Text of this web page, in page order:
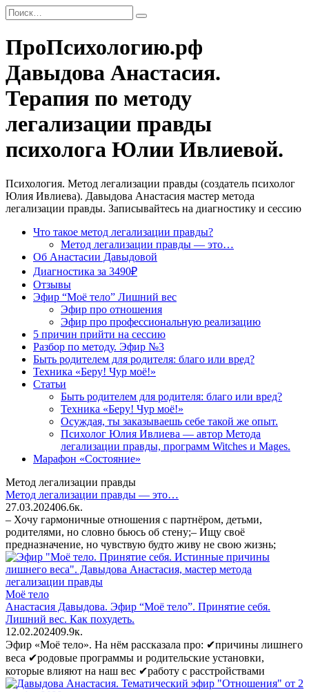
Перейти
к
Search
for:
ПроПсихологию.рф
Давыдова Анастасия.
Терапия по методу
легализации правды
психолога Юлии Ивлиевой.
Психология. Метод легализации правды (создатель психолог
Юлия Ивлиева). Давыдова Анастасия мастер метода
легализации правды. Записывайтесь на диагностику и сессию
Что такое метод легализации правды?
Метод легализации правды — это…
Об Анастасии Давыдовой
Диагностика за 3490₽
Отзывы
Эфир “Моё тело” Лишний вес
Эфир про отношения
Эфир про профессиональную реализацию
5 причин прийти на сессию
Разбор по методу. Эфир №3
Быть родителем для родителя: благо или вред?
Техника «Беру! Чур моё!»
Статьи
Быть родителем для родителя: благо или вред?
Техника «Беру! Чур моё!»
Осуждая, ты заказываешь себе такой же опыт.
Психолог Юлия Ивлиева — автор Метода
легализации правды, программ Witches и Mages.
Марафон «Состояние»
Метод легализации правды
Метод легализации правды — это…
27.03.202406.6к.
– Хочу гармоничные отношения с партнёром, детьми,
родителями, но словно бьюсь об стену;– Ищу своё
предназначение, но чувствую будто живу не свою жизнь;
Моё тело
Анастасия Давыдова. Эфир “Моё тело”. Принятие себя.
Лишний вес. Как похудеть.
12.02.202409.9к.
Эфир «Моё тело». На нём рассказала про: ✔причины лишнего
веса ✔родовые программы и родительские установки,
которые влияют на наш вес ✔работу с расстройствами